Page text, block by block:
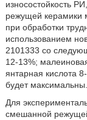
износостойкость
режущей керамики
при обработки
использованием
2101333 со
12-13%;
янтарная кислота
будет максимальны.
Для
смешанной